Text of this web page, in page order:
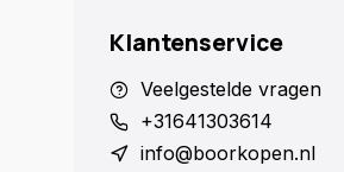
Klantenservice
Veelgestelde vragen
+31641303614
info@boorkopen.nl